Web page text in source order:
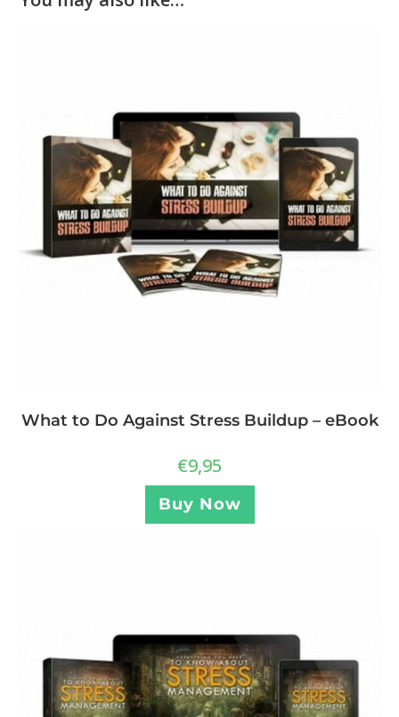
What to Do Against Stress Buildup – eBook
€9,95
Buy Now